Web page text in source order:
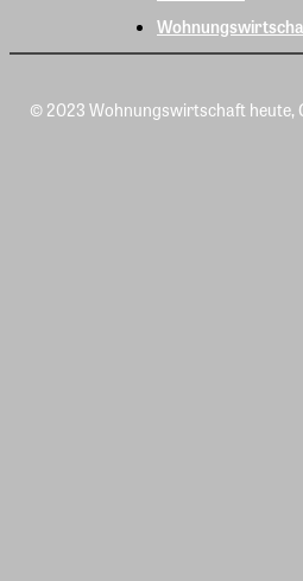
© 2023 Wohnungswirtschaft heute,